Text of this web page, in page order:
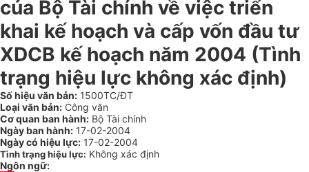
của Bộ Tài chính về việc triển
khai kế hoạch và cấp vốn đầu tư
XDCB kế hoạch năm 2004 (Tình
trạng hiệu lực không xác định)
Số hiệu văn bản: 1500TC/ĐT
Loại văn bản: Công văn
Cơ quan ban hành: Bộ Tài chính
Ngày ban hành: 17-02-2004
Ngày có hiệu lực: 17-02-2004
Tình trạng hiệu lực: Không xác định
Ngôn ngữ: